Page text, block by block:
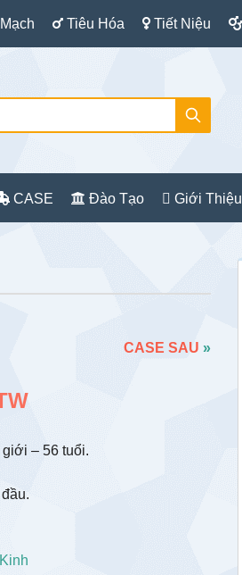
Tiêu Hóa Tiết Niệu
CASE Đào Tạo Giới Thiệu
CASE SAU »
giới – 56 tuổi.